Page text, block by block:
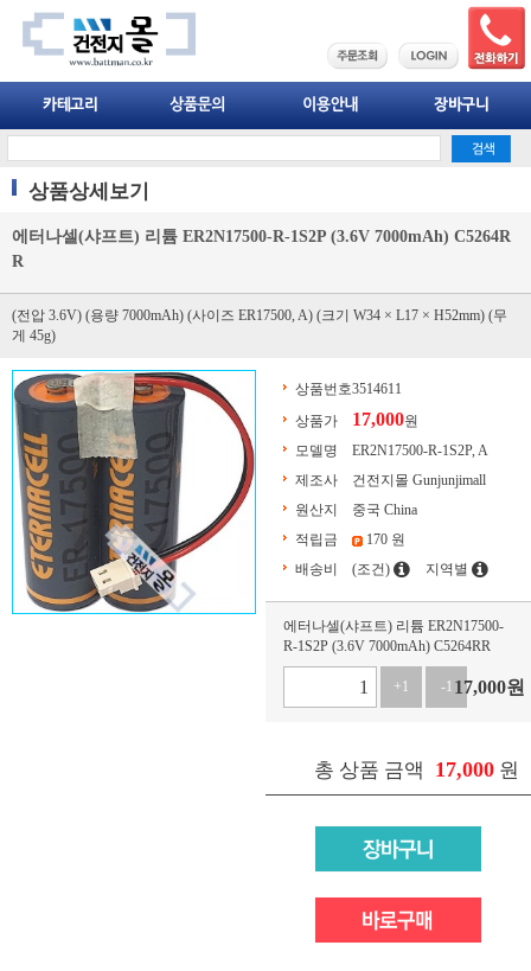
상품상세보기
에터나셀(샤프트) 리튬 ER2N17500-R-1S2P (3.6V 7000mAh) C5264R
R
(전압 3.6V) (용량 7000mAh) (사이즈 ER17500, A) (크기 W34 × L17 × H52mm) (무
게 45g)
상품번호3514611
상품가
17,000원
모델명
ER2N17500-R-1S2P, A
제조사
건전지몰 Gunjunjimall
원산지
중국 China
적립금
170 원
배송비
(조건) 지역별
에터나셀(샤프트) 리튬 ER2N17500-
R-1S2P (3.6V 7000mAh) C5264RR
+1 -1 17,000원
총 상품 금액 17,000 원